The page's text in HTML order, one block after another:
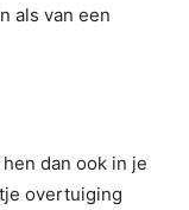
als van een
dan ook in je
overtuiging